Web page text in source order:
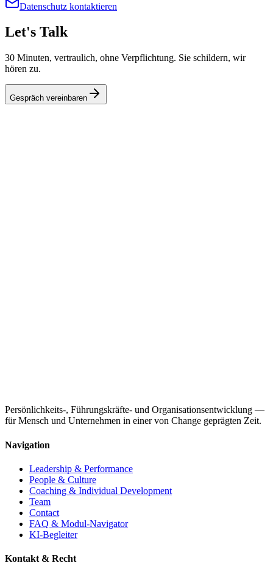
Datenschutz kontaktieren
Let's Talk
30 Minuten, vertraulich, ohne Verpflichtung. Sie schildern, wir
hören zu.
Gespräch vereinbaren
Persönlichkeits-, Führungskräfte- und Organisationsentwicklung —
für Mensch und Unternehmen in einer von Change geprägten Zeit.
Navigation
Leadership & Performance
People & Culture
Coaching & Individual Development
Team
Contact
FAQ & Modul-Navigator
KI-Begleiter
Kontakt & Recht